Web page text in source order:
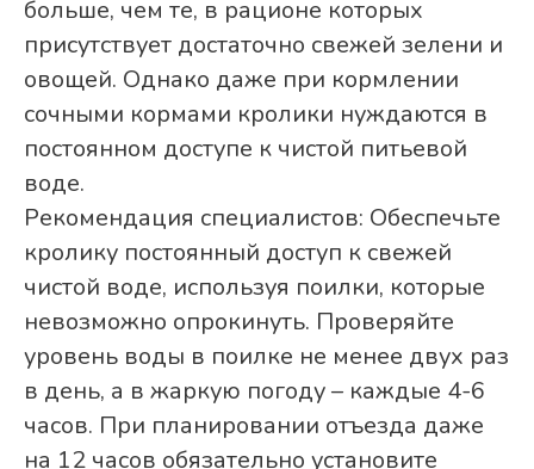
больше, чем те, в рационе которых
присутствует достаточно свежей зелени и
овощей. Однако даже при кормлении
сочными кормами кролики нуждаются в
постоянном доступе к чистой питьевой
воде.
Рекомендация специалистов: Обеспечьте
кролику постоянный доступ к свежей
чистой воде, используя поилки, которые
невозможно опрокинуть. Проверяйте
уровень воды в поилке не менее двух раз
в день, а в жаркую погоду – каждые 4-6
часов. При планировании отъезда даже
на 12 часов обязательно установите